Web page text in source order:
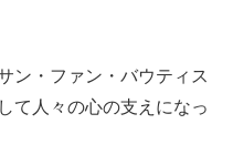
ン・ファン・バウティス
て人々の心の支えになっ